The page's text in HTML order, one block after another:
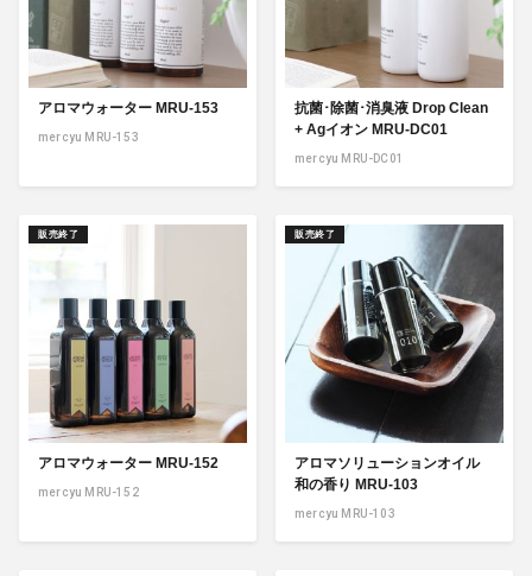
アロマウォーター MRU-153
mercyu MRU-153
抗菌･除菌･消臭液 Drop Clean
+ Agイオン MRU-DC01
mercyu MRU-DC01
アロマウォーター MRU-152
mercyu MRU-152
販売終了
アロマソリューションオイル
和の香り MRU-103
mercyu MRU-103
販売終了